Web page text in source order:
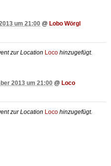
um 21:00 @ Lobo Wörgl
zur Location Loco hinzugefügt.
2013 um 21:00 @ Loco
zur Location Loco hinzugefügt.